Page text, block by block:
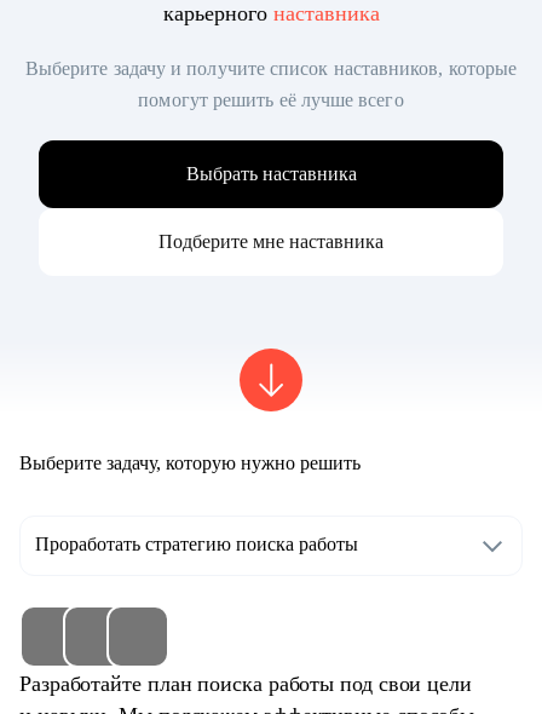
карьерного наставника
Выберите задачу и получите список наставников, которые
помогут решить её лучше всего
Выбрать наставника
Подберите мне наставника
Выберите задачу, которую нужно решить
Проработать стратегию поиска работы
Разработайте план поиска работы под свои цели